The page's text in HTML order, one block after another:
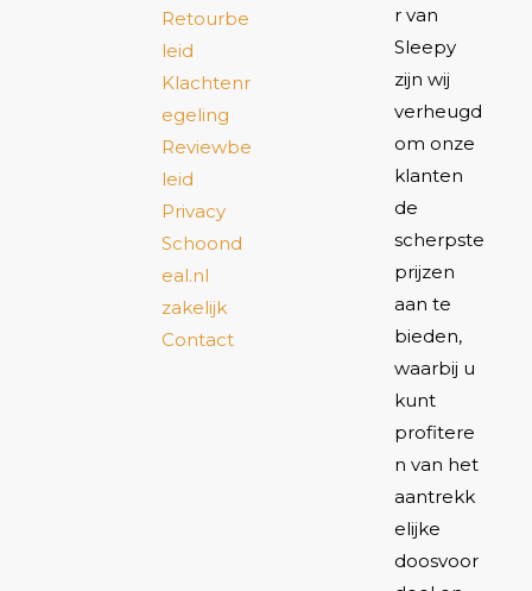
Retourbe
leid
Klachtenr
egeling
Reviewbe
leid
Privacy
Schoond
eal.nl
zakelijk
Contact
r van
Sleepy
zijn wij
verheugd
om onze
klanten
de
scherpste
prijzen
aan te
bieden,
waarbij u
kunt
profitere
n van het
aantrekk
elijke
doosvoor